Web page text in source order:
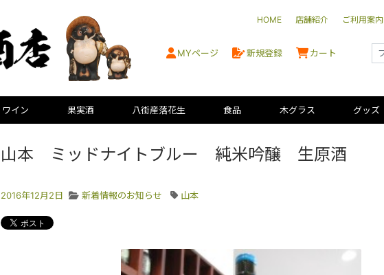
HOME 店舗紹介 ご利用案内
MYページ 新規登録 カート
ワイン 果実酒 八街産落花生 食品 木グラス グッズ
山本 ミッドナイトブルー 純米吟醸 生原酒
2016年12月2日 新着情報のお知らせ 山本